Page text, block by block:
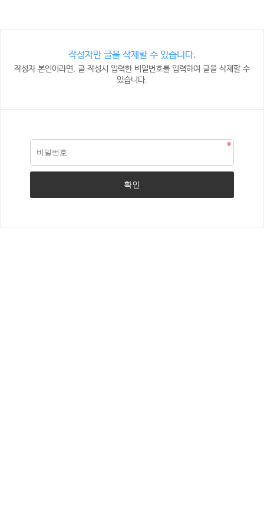
작성자만 글을 삭제할 수 있습니다.
작성자 본인이라면, 글 작성시 입력한 비밀번호를 입력하여 글을 삭제할 수
있습니다.